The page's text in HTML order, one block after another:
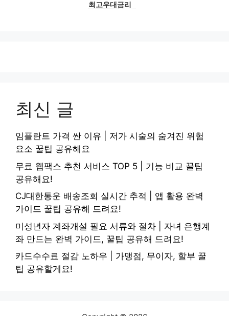
최고우대금리
최신 글
임플란트 가격 싼 이유 | 저가 시술의 숨겨진 위험
요소 꿀팁 공유해요
무료 웹팩스 추천 서비스 TOP 5 | 기능 비교 꿀팁
공유해요!
CJ대한통운 배송조회 실시간 추적 | 앱 활용 완벽
가이드 꿀팁 공유해 드려요!
미성년자 계좌개설 필요 서류와 절차 | 자녀 은행계
좌 만드는 완벽 가이드, 꿀팁 공유해 드려요!
카드수수료 절감 노하우 | 가맹점, 무이자, 할부 꿀
팁 공유할게요!